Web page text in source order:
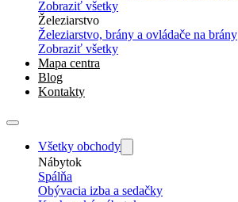
Zobraziť všetky
Železiarstvo
Železiarstvo, brány a ovládače na brány
Zobraziť všetky
Mapa centra
Blog
Kontakty
Všetky obchody
Nábytok
Spálňa
Obývacia izba a sedačky